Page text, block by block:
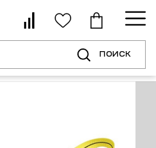
ПОИСК
Средства индивидуальной защиты от